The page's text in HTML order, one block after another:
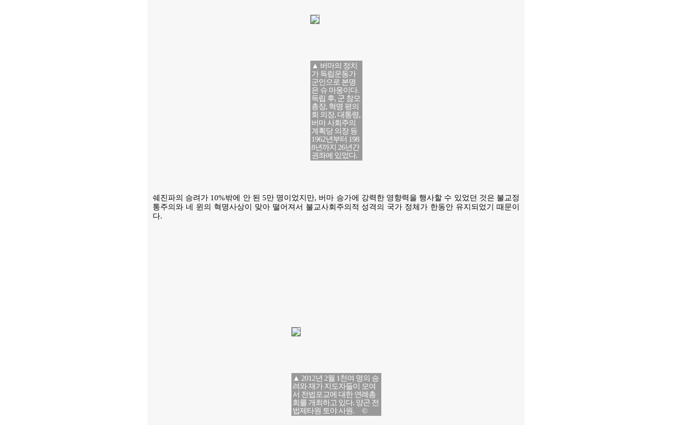
▲ 버마의 정치
가 독립운동가
군인으로 본명
은 슈 마웅이다.
독립 후, 군 참모
총장, 혁명 평의
회 의장, 대통령,
버마 사회주의
계획당 의장 등
1962년부터 198
8년까지 26년간
권좌에 있었다.
쉐진파의 승려가 10%밖에 안 된 5만 명이었지만, 버마 승가에 강력한 영향력을 행사할 수 있었던 것은 불교정
통주의와 네 윈의 혁명사상이 맞아 떨어져서 불교사회주의적 성격의 국가 정체가 한동안 유지되었기 때문이
다.
▲ 2012년 2월 1천여 명의 승
려와 재가 지도자들이 모여
서 전법포교에 대한 연례총
회를 개최하고 있다. 양곤 전
법제타원 토야 사원. ©